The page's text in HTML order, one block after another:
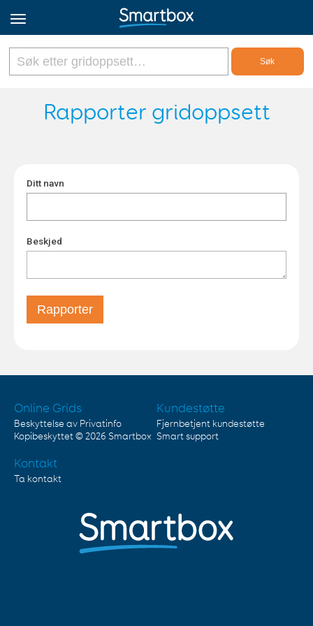
Online Grids
Rapporter gridoppsett
Ditt navn
Beskjed
Online Grids
Beskyttelse av Privatinfo
Kopibeskyttet © 2026 Smartbox
Kundestøtte
Fjernbetjent kundestøtte
Smart support
Kontakt
Ta kontakt